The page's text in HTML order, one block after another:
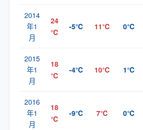
2014
年1
月
24
℃
-5℃ 11℃ 0℃
2015
年1
月
18
℃
-4℃ 10℃ 1℃
2016
年1
月
18
℃
-9℃ 7℃ 0℃